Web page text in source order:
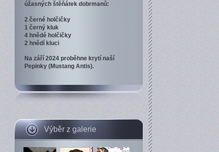
úžasných štěňátek dobrmanů:
2 černé holčičky
1 černý kluk
4 hnědé holčičky
2 hnědí kluci
Na září 2024 proběhne krytí naší
Pepinky (Mustang Antis).
Výběr z galerie